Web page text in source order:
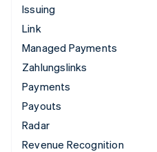
Issuing
Link
Managed Payments
Zahlungslinks
Payments
Payouts
Radar
Revenue Recognition